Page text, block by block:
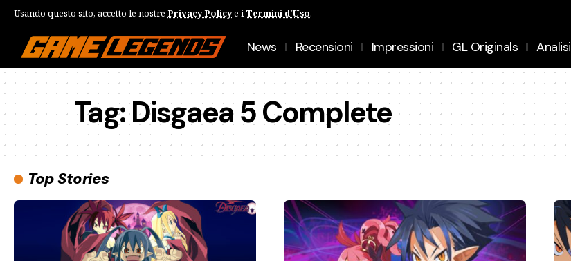
Usando questo sito, accetto le nostre Privacy Policye i Termini d'Uso.
News Recensioni Impressioni GL Originals Analisi
Tag:Disgaea 5 Complete
Top Stories